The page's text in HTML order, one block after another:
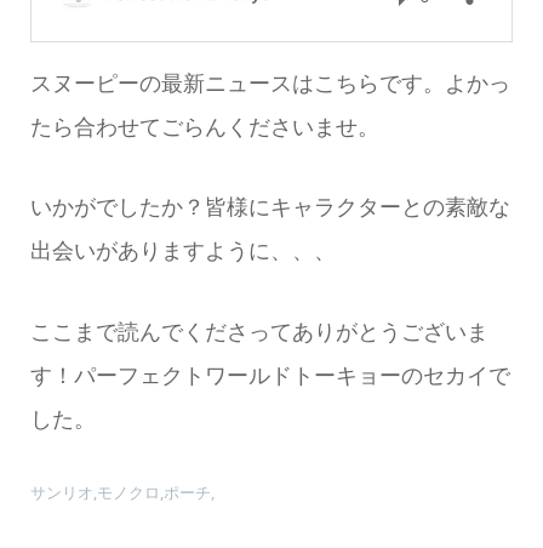
スヌーピーの最新ニュースはこちらです。よかっ
たら合わせてごらんくださいませ。
いかがでしたか？皆様にキャラクターとの素敵な
出会いがありますように、、、
ここまで読んでくださってありがとうございま
す！パーフェクトワールドトーキョーのセカイで
した。
サンリオ,モノクロ,ポーチ,